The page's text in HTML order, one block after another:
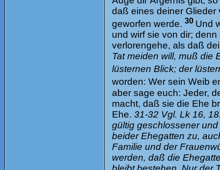
daß eines deiner
geworfen werde. 30 Und
und wirf sie von dir;
verlorengehe, als daß
Tat meiden will, muß die
lüsternen Blick; der
worden: Wer sein Weib
aber sage euch: Jeder,
macht, daß sie die Ehe
Ehe. 31-32 Vgl. Lk 16,
gültig geschlossener
beider Ehegatten zu,
Familie und der
werden, daß die